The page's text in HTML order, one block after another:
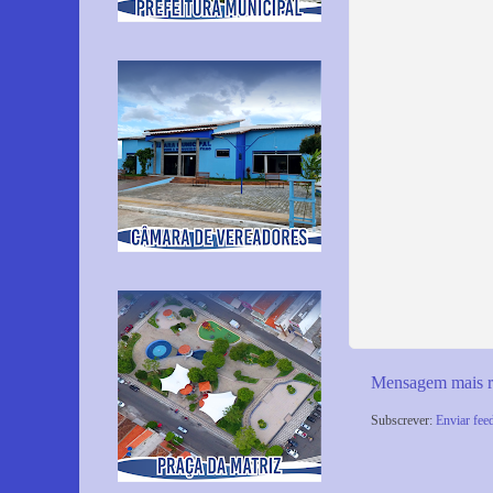
Mensagem mais
Subscrever: Enviar